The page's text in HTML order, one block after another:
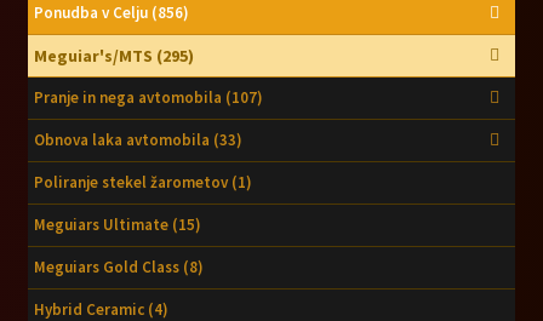
Ponudba v Celju (856)
Meguiar's/MTS (295)
Pranje in nega avtomobila (107)
Obnova laka avtomobila (33)
Poliranje stekel žarometov (1)
Meguiars Ultimate (15)
Meguiars Gold Class (8)
Hybrid Ceramic (4)